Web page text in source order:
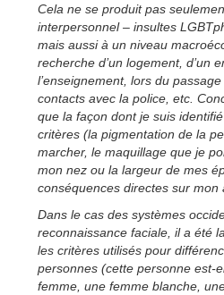
Cela ne se produit pas
interpersonnel – insultes
mais aussi à un niveau
recherche d’un logement, d’un
l’enseignement, lors du
contacts avec la police, etc.
que la façon dont je suis
critères (la pigmentation de la
marcher, le maquillage que je
mon nez ou la largeur de mes
conséquences directes sur mon
Dans le cas des systèmes
reconnaissance faciale, il a été
les critères utilisés pour
personnes (cette personne est-
femme, une femme blanche,